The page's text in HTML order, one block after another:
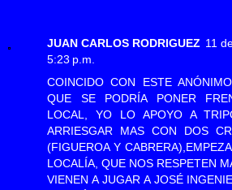
JUAN CARLOS RODRIGUEZ 11
5:23 p.m.
COINCIDO CON ESTE
QUE SE PODRÍA PONER
LOCAL, YO LO APOYO A
ARRIESGAR MAS CON DOS
(FIGUEROA Y
LOCALÍA, QUE NOS RESPETEN
VIENEN A JUGAR A JOSÉ